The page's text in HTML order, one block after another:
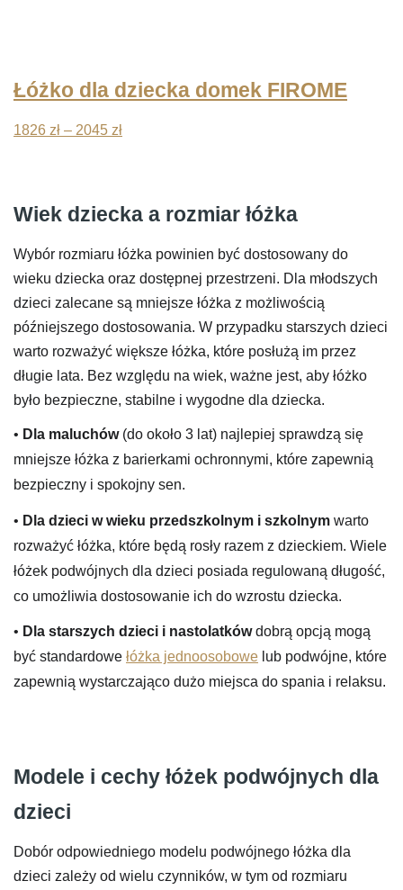
Łóżko dla dziecka domek FIROME
1826 zł – 2045 złZakres
do
2045 zł
Wiek dziecka a rozmiar łóżka
Wybór rozmiaru łóżka powinien być dostosowany do
wieku dziecka oraz dostępnej przestrzeni. Dla młodszych
dzieci zalecane są mniejsze łóżka z możliwością
późniejszego dostosowania. W przypadku starszych dzieci
warto rozważyć większe łóżka, które posłużą im przez
długie lata. Bez względu na wiek, ważne jest, aby łóżko
było bezpieczne, stabilne i wygodne dla dziecka.
• Dla maluchów(do około 3 lat) najlepiej sprawdzą się
mniejsze łóżka z barierkami ochronnymi, które zapewnią
bezpieczny i spokojny sen.
• Dla dzieci w wieku przedszkolnym i szkolnym warto
rozważyć łóżka, które będą rosły razem z dzieckiem. Wiele
łóżek podwójnych dla dzieci posiada regulowaną długość,
co umożliwia dostosowanie ich do wzrostu dziecka.
• Dla starszych dzieci i nastolatkówdobrą opcją mogą
być standardowe łóżka jednoosobowe lub podwójne, które
zapewnią wystarczająco dużo miejsca do spania i relaksu.
Modele i cechy łóżek podwójnych dla
dzieci
Dobór odpowiedniego modelu podwójnego łóżka dla
dzieci zależy od wielu czynników, w tym od rozmiaru